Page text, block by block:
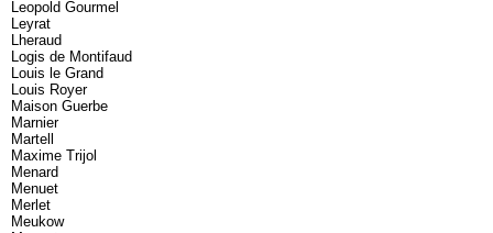
Leopold Gourmel
Leyrat
Lheraud
Logis de Montifaud
Louis le Grand
Louis Royer
Maison Guerbe
Marnier
Martell
Maxime Trijol
Menard
Menuet
Merlet
Meukow